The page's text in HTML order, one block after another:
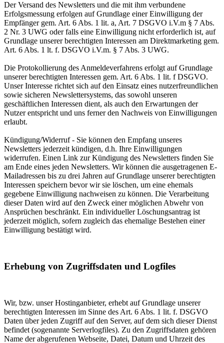
Der Versand des Newsletters und die mit ihm verbundene
Erfolgsmessung erfolgen auf Grundlage einer Einwilligung der
Empfänger gem. Art. 6 Abs. 1 lit. a, Art. 7 DSGVO i.V.m § 7 Abs.
2 Nr. 3 UWG oder falls eine Einwilligung nicht erforderlich ist, auf
Grundlage unserer berechtigten Interessen am Direktmarketing gem.
Art. 6 Abs. 1 lt. f. DSGVO i.V.m. § 7 Abs. 3 UWG.
Die Protokollierung des Anmeldeverfahrens erfolgt auf Grundlage
unserer berechtigten Interessen gem. Art. 6 Abs. 1 lit. f DSGVO.
Unser Interesse richtet sich auf den Einsatz eines nutzerfreundlichen
sowie sicheren Newslettersystems, das sowohl unseren
geschäftlichen Interessen dient, als auch den Erwartungen der
Nutzer entspricht und uns ferner den Nachweis von Einwilligungen
erlaubt.
Kündigung/Widerruf - Sie können den Empfang unseres
Newsletters jederzeit kündigen, d.h. Ihre Einwilligungen
widerrufen. Einen Link zur Kündigung des Newsletters finden Sie
am Ende eines jeden Newsletters. Wir können die ausgetragenen E-
Mailadressen bis zu drei Jahren auf Grundlage unserer berechtigten
Interessen speichern bevor wir sie löschen, um eine ehemals
gegebene Einwilligung nachweisen zu können. Die Verarbeitung
dieser Daten wird auf den Zweck einer möglichen Abwehr von
Ansprüchen beschränkt. Ein individueller Löschungsantrag ist
jederzeit möglich, sofern zugleich das ehemalige Bestehen einer
Einwilligung bestätigt wird.
Erhebung von Zugriffsdaten und Logfiles
Wir, bzw. unser Hostinganbieter, erhebt auf Grundlage unserer
berechtigten Interessen im Sinne des Art. 6 Abs. 1 lit. f. DSGVO
Daten über jeden Zugriff auf den Server, auf dem sich dieser Dienst
befindet (sogenannte Serverlogfiles). Zu den Zugriffsdaten gehören
Name der abgerufenen Webseite, Datei, Datum und Uhrzeit des